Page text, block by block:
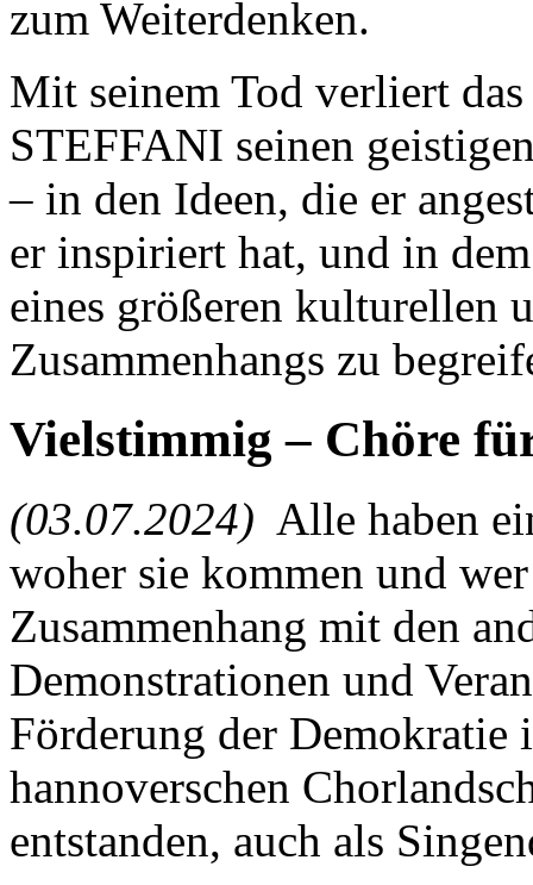
zum Weiterdenken.
Mit seinem Tod verliert
STEFFANI seinen
– in den Ideen, die er
er inspiriert hat, und in
eines größeren kulturellen
Zusammenhangs zu
Vielstimmig – Chöre
(03.07.2024) Alle haben
woher sie kommen und
Zusammenhang mit den
Demonstrationen und
Förderung der Demokratie
hannoverschen
entstanden, auch als